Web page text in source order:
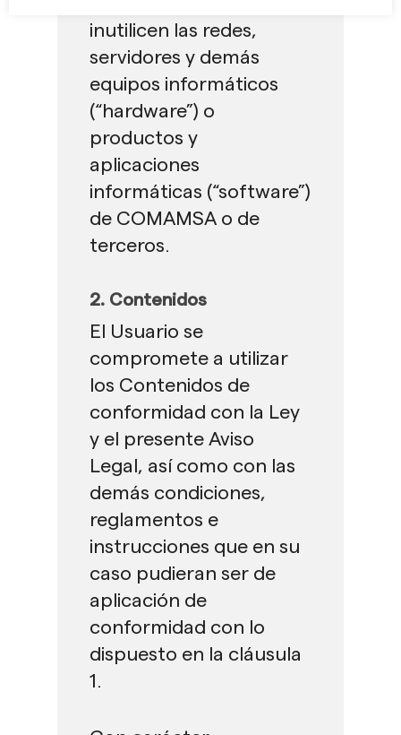
inutilicen las redes,
servidores y demás
equipos informáticos
(“hardware”) o
productos y
aplicaciones
informáticas (“software”)
de COMAMSA o de
terceros.
2. Contenidos
El Usuario se
compromete a utilizar
los Contenidos de
conformidad con la Ley
y el presente Aviso
Legal, así como con las
demás condiciones,
reglamentos e
instrucciones que en su
caso pudieran ser de
aplicación de
conformidad con lo
dispuesto en la cláusula
1.